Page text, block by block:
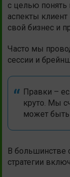
с целью понять
аспекты
свой бизнес и
Часто мы
сессии и
Правки –
круто. Мы
может быть
В большинстве
стратегии